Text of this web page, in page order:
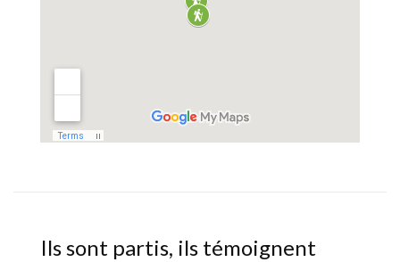
Ils sont partis, ils témoignent